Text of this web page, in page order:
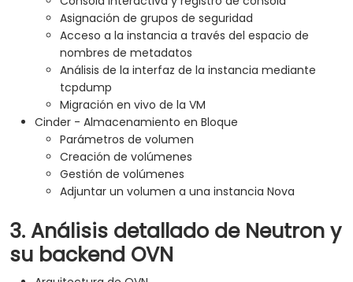
Asignación de grupos de seguridad
Acceso a la instancia a través del espacio de
nombres de metadatos
Análisis de la interfaz de la instancia mediante
tcpdump
Migración en vivo de la VM
Cinder - Almacenamiento en Bloque
Parámetros de volumen
Creación de volúmenes
Gestión de volúmenes
Adjuntar un volumen a una instancia Nova
3. Análisis detallado de Neutron y
su backend OVN